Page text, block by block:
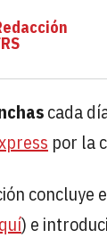
cada
por la
concluye
) e